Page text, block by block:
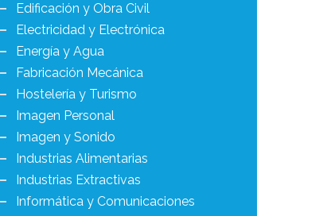
Edificación y Obra Civil
Electricidad y Electrónica
Energía y Agua
Fabricación Mecánica
Hostelería y Turismo
Imagen Personal
Imagen y Sonido
Industrias Alimentarias
Industrias Extractivas
Informática y Comunicaciones